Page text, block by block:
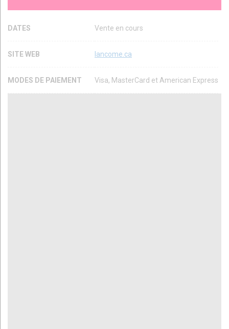
DATES Vente en cours
SITE WEB lancome.ca
MODES DE PAIEMENT Visa, MasterCard et American Express